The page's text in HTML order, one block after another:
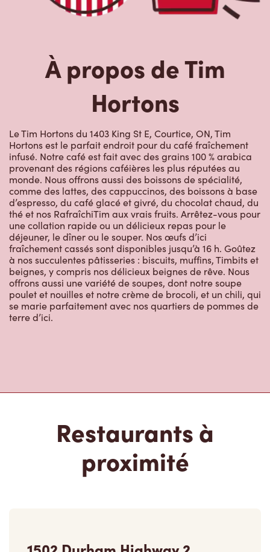
À propos de Tim
Hortons
Le Tim Hortons du 1403 King St E, Courtice, ON, Tim
Hortons est le parfait endroit pour du café fraîchement
infusé. Notre café est fait avec des grains 100 % arabica
provenant des régions caféières les plus réputées au
monde. Nous offrons aussi des boissons de spécialité,
comme des lattes, des cappuccinos, des boissons à base
d’espresso, du café glacé et givré, du chocolat chaud, du
thé et nos RafraîchiTim aux vrais fruits. Arrêtez-vous pour
une collation rapide ou un délicieux repas pour le
déjeuner, le dîner ou le souper. Nos œufs d’ici
fraîchement cassés sont disponibles jusqu’à 16 h. Goûtez
à nos succulentes pâtisseries : biscuits, muffins, Timbits et
beignes, y compris nos délicieux beignes de rêve. Nous
offrons aussi une variété de soupes, dont notre soupe
poulet et nouilles et notre crème de brocoli, et un chili, qui
se marie parfaitement avec nos quartiers de pommes de
terre d’ici.
Restaurants à
proximité